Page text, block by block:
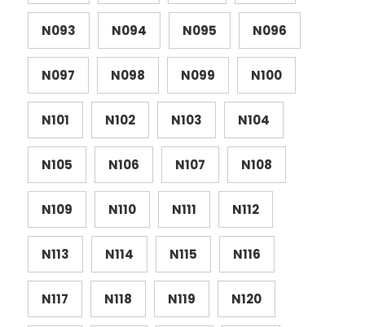
N093 N094 N095 N096
N097 N098 N099 N100
N101 N102 N103 N104
N105 N106 N107 N108
N109 N110 N111 N112
N113 N114 N115 N116
N117 N118 N119 N120